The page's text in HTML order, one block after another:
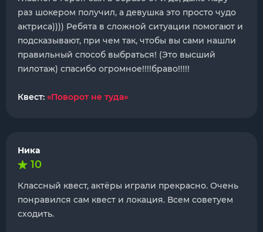
раз шокером получил, а девушка это просто чудо
актриса)))) Ребята в сложной ситуации помогают и
подсказывают, при чем так, чтобы вы сами нашли
правильный способ выбраться! (Это высший
пилотаж) спасибо огромное!!!!браво!!!!!
Квест: «Поворот не туда»
Ника
10
Классный квест, актёры играли прекрасно. Очень
понравился сам квест и локация. Всем советуем
сходить.